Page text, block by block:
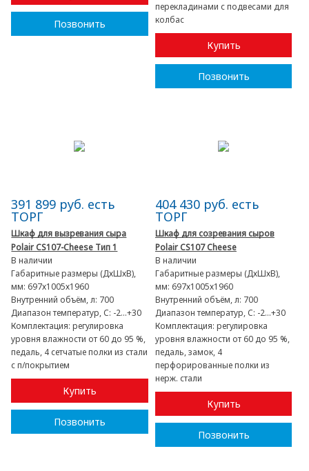
Позвонить
перекладинами с подвесами для
колбас
Купить
Позвонить
391 899 руб. есть
ТОРГ
Шкаф для вызревания сыра
Polair CS107-Cheese Тип 1
В наличии
Габаритные размеры (ДхШхВ),
мм: 697х1005х1960
Внутренний объём, л: 700
Диапазон температур, C: -2…+30
Комплектация:регулировка
уровня влажности от 60 до 95 %,
педаль, 4 сетчатые полки из стали
с п/покрытием
Купить
Позвонить
404 430 руб. есть
ТОРГ
Шкаф для созревания сыров
Polair CS107 Cheese
В наличии
Габаритные размеры (ДхШхВ),
мм: 697х1005х1960
Внутренний объём, л: 700
Диапазон температур, C: -2…+30
Комплектация: регулировка
уровня влажности от 60 до 95 %,
педаль, замок, 4
перфорированные полки из
нерж. стали
Купить
Позвонить